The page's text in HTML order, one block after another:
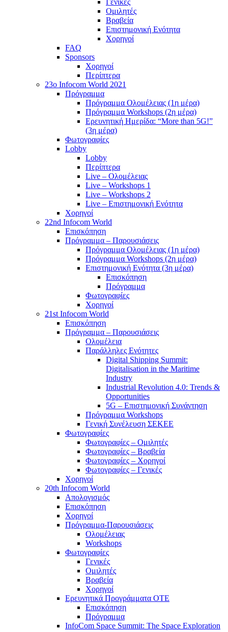
Γενικές
Ομιλητές
Βραβεία
Επιστημονική Ενότητα
Χορηγοί
FAQ
Sponsors
Χορηγοί
Περίπτερα
23o Infocom World 2021
Πρόγραμμα
Πρόγραμμα Ολομέλειας (1η μέρα)
Πρόγραμμα Workshops (2η μέρα)
Ερευνητική Ημερίδα: “More than 5G!”
(3η μέρα)
Φωτογραφίες
Lobby
Lobby
Περίπτερα
Live – Ολομέλειας
Live – Workshops 1
Live – Workshops 2
Live – Επιστημονική Ενότητα
Χορηγοί
22nd Infocom World
Επισκόπηση
Πρόγραμμα – Παρουσιάσεις
Πρόγραμμα Ολομέλειας (1η μέρα)
Πρόγραμμα Workshops (2η μέρα)
Επιστημονική Ενότητα (3η μέρα)
Επισκόπηση
Πρόγραμμα
Φωτογραφίες
Χορηγοί
21st Infocom World
Επισκόπηση
Πρόγραμμα – Παρουσιάσεις
Ολομέλεια
Παράλληλες Ενότητες
Digital Shipping Summit:
Digitalisation in the Maritime
Industry
Industrial Revolution 4.0: Trends &
Opportunities
5G – Επιστημονική Συνάντηση
Πρόγραμμα Workshops
Γενική Συνέλευση ΣΕΚΕΕ
Φωτογραφίες
Φωτογραφίες – Ομιλητές
Φωτογραφίες – Βραβεία
Φωτογραφίες – Χορηγοί
Φωτογραφίες – Γενικές
Χορηγοί
20th Infocom World
Απολογισμός
Επισκόπηση
Χορηγοί
Πρόγραμμα-Παρουσιάσεις
Ολομέλειας
Workshops
Φωτογραφίες
Γενικές
Ομιλητές
Βραβεία
Χορηγοί
Ερευνητικά Προγράμματα ΟΤΕ
Επισκόπηση
Πρόγραμμα
InfoCom Space Summit: The Space Exploration